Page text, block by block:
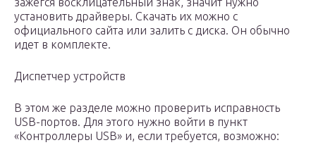
установить драйверы. Скачать их можно с
официального сайта или залить с диска. Он обычно
идет в комплекте.
Диспетчер устройств
В этом же разделе можно проверить исправность
USB-портов. Для этого нужно войти в пункт
«Контроллеры USB» и, если требуется, возможно: